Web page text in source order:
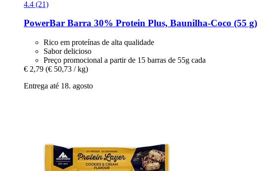
4.4 (21)
PowerBar Barra 30% Protein Plus, Baunilha-​Coco (55 g)
Rico em proteínas de alta qualidade
Sabor delicioso
Preço promocional a partir de 15 barras de 55g cada
€ 2,79 (€ 50,73 / kg)
Entrega até 18. agosto